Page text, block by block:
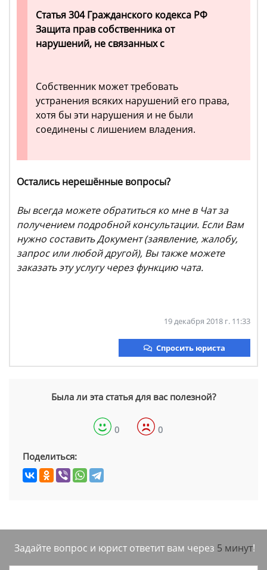
Статья 304 Гражданского кодекса РФ
Защита прав собственника от
нарушений, не связанных с
Собственник может требовать
устранения всяких нарушений его права,
хотя бы эти нарушения и не были
соединены с лишением владения.
Остались нерешённые вопросы?
Вы всегда можете обратиться ко мне в Чат за
получением подробной консультации. Если Вам
нужно составить Документ (заявление, жалобу,
запрос или любой другой), Вы также можете
заказать эту услугу через функцию чата.
19 декабря 2018 г. 11:33
Спросить юриста
Была ли эта статья для вас полезной?
0 0
Поделиться:
Задайте вопрос и юрист ответит вам через 5 минут!